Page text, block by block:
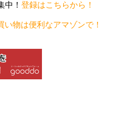
中！登録はこちらから！
い物は便利なアマゾンで！